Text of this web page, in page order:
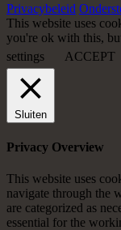
Privacybeleid
This website uses
you're ok with this,
settings
ACCEPT
Sluiten
Privacy Overview
This website uses
navigate through the
are categorized as
essential for the